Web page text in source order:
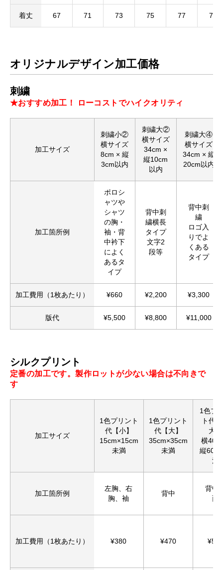
着丈 67 71 73 75 77 79
オリジナルデザイン加工価格
刺繍
★おすすめ加工！ ローコストでハイクオリティ
加工サイズ
刺繍小②
横サイズ
8cm × 縦
3cm以内
刺繍大②
横サイズ
34cm ×
縦10cm
以内
刺繍大④
横サイズ
34cm × 縦
20cm以内
加工箇所例
ポロシ
ャツや
シャツ
の胸・
袖・背
中衿下
によく
あるタ
イプ
背中刺
繍横長
タイプ
文字2
段等
背中刺
繍
ロゴ入
りでよ
くある
タイプ
加工費用（1枚あたり） ¥660 ¥2,200 ¥3,300
版代 ¥5,500 ¥8,800 ¥11,000
シルクプリント
定番の加工です。製作ロットが少ない場合は不向きで
す
加工サイズ
1色プリント
代【小】
15cm×15cm
未満
1色プリント
代【大】
35cm×35cm
未満
1色プ
ト代
大】
横
縦
満
加工箇所例
左胸、右
胸、袖
背中
背中
面
加工費用（1枚あたり） ¥380 ¥470 ¥570